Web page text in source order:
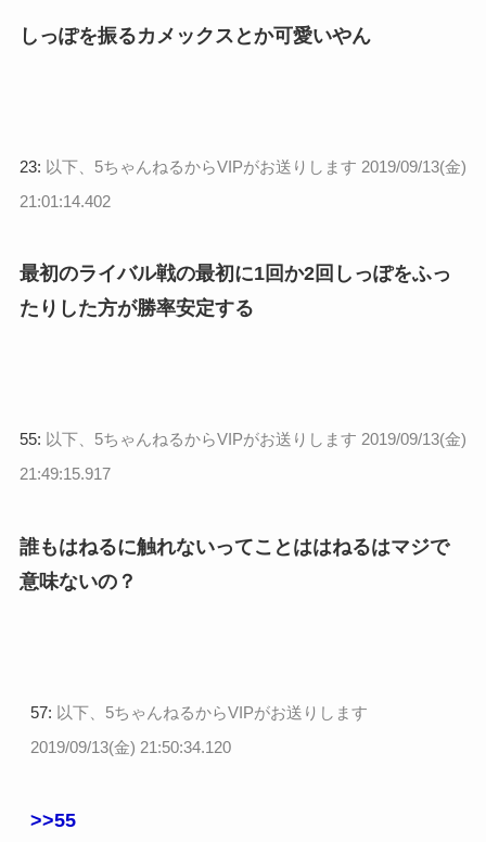
しっぽを振るカメックスとか可愛いやん
23: 以下、5ちゃんねるからVIPがお送りします 2019/09/13(金)
21:01:14.402
最初のライバル戦の最初に1回か2回しっぽをふっ
たりした方が勝率安定する
55: 以下、5ちゃんねるからVIPがお送りします 2019/09/13(金)
21:49:15.917
誰もはねるに触れないってことははねるはマジで
意味ないの？
57: 以下、5ちゃんねるからVIPがお送りします
2019/09/13(金) 21:50:34.120
>>55